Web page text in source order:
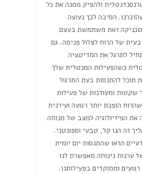
ולהפיק ממנה את כל
הסיבה לכך נעוצה
זאת משתמשת בעצם
של הרוח לצלול פנימה. גם
לתרגל את המדיטציה
כשהפעילות המנטלית שלך
תוכל להתנסות בעת התרגול
שקטות ומעודנות של פעילות
הופכת יותר רגועה ועירנית
את הפיזיולוגיה למצב של מנוחה
זה הנו קל, טבעי וספונטני.
הראו שהתנסות יום יומית
ערנות נינוחה מאפשרת לנו
רגועים וממוקדים בפעילותנו.